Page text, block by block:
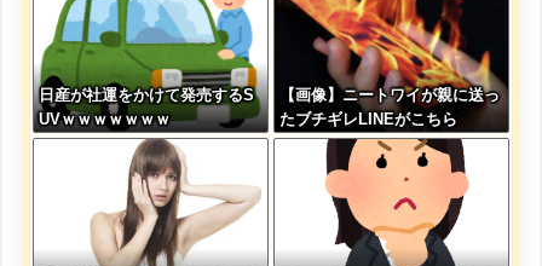
日産が社運をかけて発売するS
UVｗｗｗｗｗｗｗ
【画像】ニートワイが親に送っ
たブチギレLINEがこちら